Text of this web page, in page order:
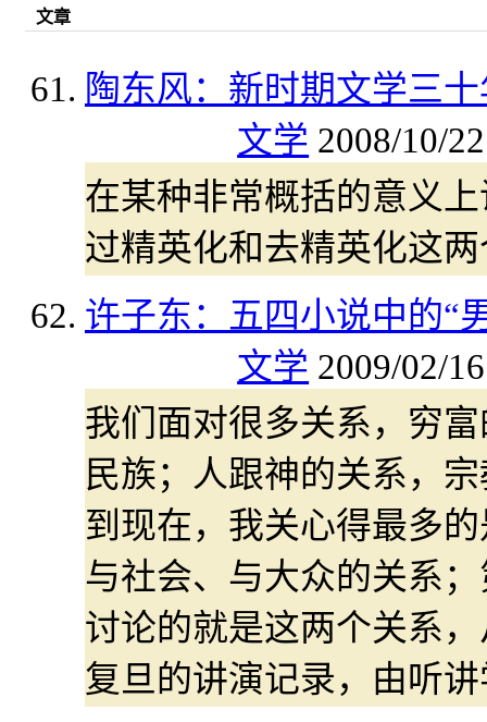
文章
陶东风：新时期文学三
文学 2008/10/
在某种非常概括的意义
过精英化和去精英化这
许子东：五四小说中的“
文学 2009/02/
我们面对很多关系，穷
民族；人跟神的关系，
到现在，我关心得最多
与社会、与大众的关系
讨论的就是这两个关系
复旦的讲演记录，由听